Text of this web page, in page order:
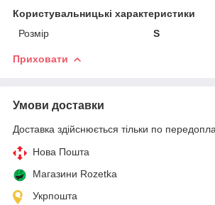
Користувальницькі характеристики
Розмір
S
Приховати
Умови доставки
Доставка здійснюється тільки по
Нова Пошта
Магазини Rozetka
Укрпошта